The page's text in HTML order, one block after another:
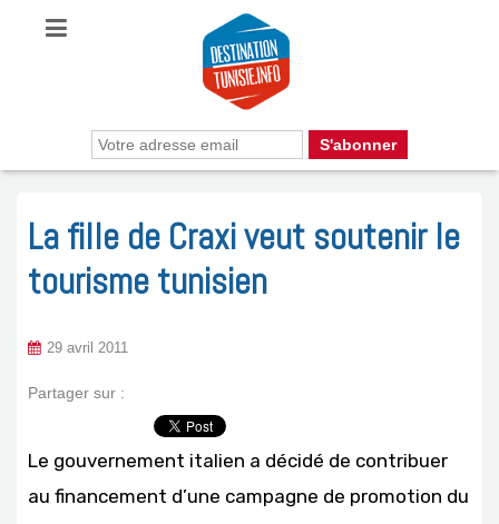
La fille de Craxi veut soutenir le
tourisme tunisien
29 avril 2011
Partager sur :
Le gouvernement italien a décidé de contribuer
au financement d’une campagne de promotion du